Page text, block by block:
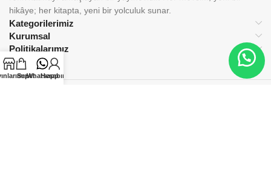
Kategorilerimiz
Kurumsal
Politikalarımız
hikâye; her kitapta, yeni bir yolculuk sunar.
SepetWhatsapp
Hesabım